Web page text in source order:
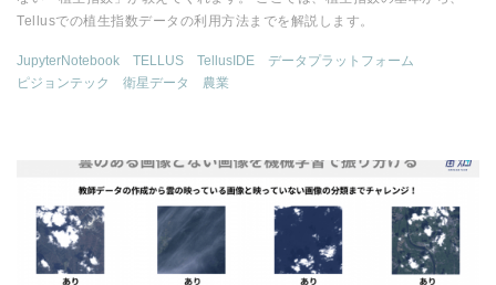
Tellusでの植生指数データの利用方法までを解説します。
JupyterNotebook TELLUS TellusIDE
データプラットフォーム
ピジョンテック
衛星データ 農業